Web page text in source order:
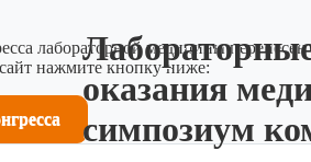
лабораторной медицины
нажмите кнопку ниже:
оказания
симпозиум